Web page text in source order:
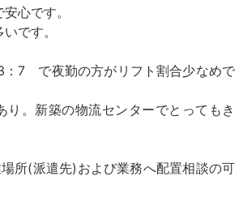
心です。
です。
7 で夜勤の方がリフト割合少なめで
り。新築の物流センターでとってもき
所(派遣先)および業務へ配置相談の可